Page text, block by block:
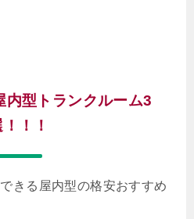
内型トランクルーム3
！！
きる屋内型の格安おすすめ